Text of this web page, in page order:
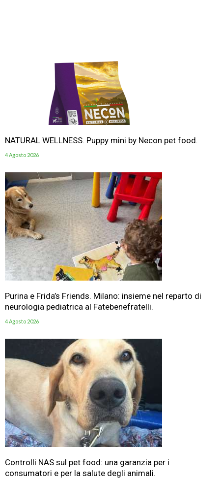
NATURAL WELLNESS. Puppy mini by Necon pet food.
4 Agosto 2026
Purina e Frida’s Friends. Milano: insieme nel reparto di
neurologia pediatrica al Fatebenefratelli.
4 Agosto 2026
Controlli NAS sul pet food: una garanzia per i
consumatori e per la salute degli animali.